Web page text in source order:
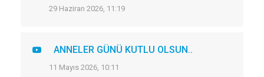
29 Haziran 2026, 11:19
ANNELER GÜNÜ KUTLU OLSUN..
11 Mayıs 2026, 10:11